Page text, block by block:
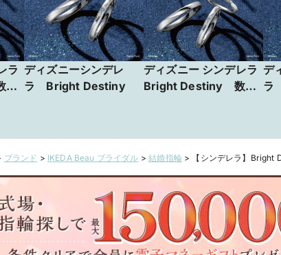
ラ
量
ディズニーシンデレ
ラ Bright Destiny
ディズニー シンデレラ
Bright Destiny 数量
デ
ラ
ブランド > IKEDA Beau ブライダル >結婚指輪 > 【シンデレラ】Bright